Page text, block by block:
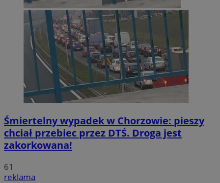
Śmiertelny wypadek w Chorzowie: pieszy
chciał przebiec przez DTŚ. Droga jest
zakorkowana!
61
reklama